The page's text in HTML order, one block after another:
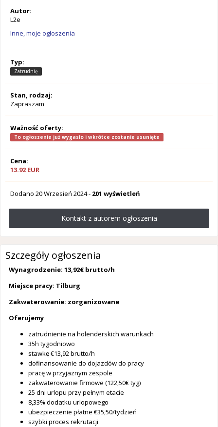
Autor:
L2e
Inne, moje ogłoszenia
Typ:
Zatrudnię
Stan, rodzaj:
Zapraszam
Ważność oferty:
To ogłoszenie już wygasło i wkrótce zostanie usunięte
Cena:
13.92 EUR
Dodano 20 Wrzesień 2024- 201 wyświetleń
Kontakt z autorem ogłoszenia
Szczegóły ogłoszenia
Wynagrodzenie: 13,92€ brutto/h
Miejsce pracy: Tilburg
Zakwaterowanie: zorganizowane
Oferujemy
zatrudnienie na holenderskich warunkach
35h tygodniowo
stawkę €13,92 brutto/h
dofinansowanie do dojazdów do pracy
pracę w przyjaznym zespole
zakwaterowanie firmowe (122,50€ tyg)
25 dni urlopu przy pełnym etacie
8,33% dodatku urlopowego
ubezpieczenie płatne €35,50/tydzień
szybki proces rekrutacji